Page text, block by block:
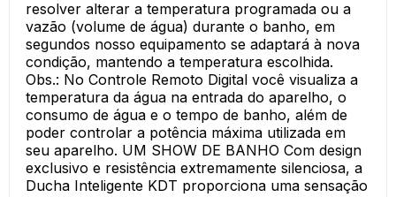
resolver alterar a temperatura programada ou a
vazão (volume de água) durante o banho, em
segundos nosso equipamento se adaptará à nova
condição, mantendo a temperatura escolhida.
Obs.: No Controle Remoto Digital você visualiza a
temperatura da água na entrada do aparelho, o
consumo de água e o tempo de banho, além de
poder controlar a potência máxima utilizada em
seu aparelho. UM SHOW DE BANHO Com design
exclusivo e resistência extremamente silenciosa, a
Ducha Inteligente KDT proporciona uma sensação